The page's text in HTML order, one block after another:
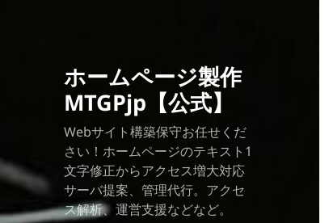
ホームページ製作
MTGPjp【公式】
Webサイト構築保守お任せくだ
さい！ホームページのテキスト1
文字修正からアクセス増大対応
サーバ提案、管理代行。アクセ
ス解析、運営支援などなど。